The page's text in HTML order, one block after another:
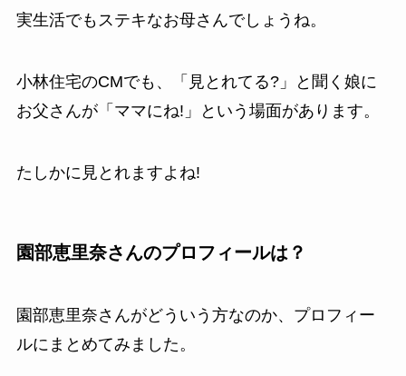
実生活でもステキなお母さんでしょうね。
小林住宅のCMでも、「見とれてる?」と聞く娘に
お父さんが「ママにね!」という場面があります。
たしかに見とれますよね!
園部恵里奈さんのプロフィールは？
園部恵里奈さんがどういう方なのか、プロフィー
ルにまとめてみました。